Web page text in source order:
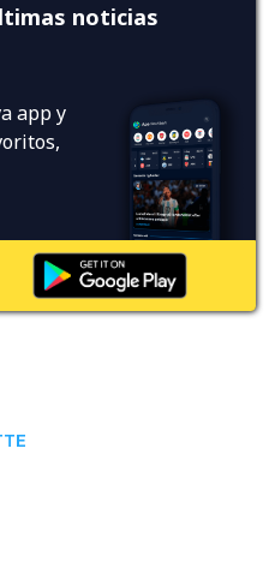
noticias
app y